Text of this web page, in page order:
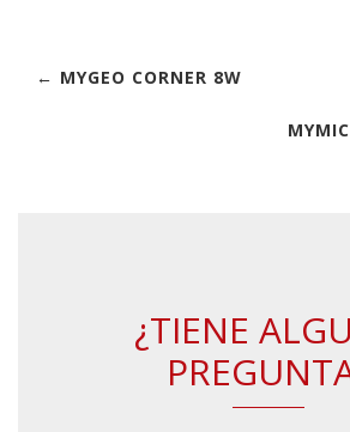
← MYGEO CORNER 8W
¿TIENE